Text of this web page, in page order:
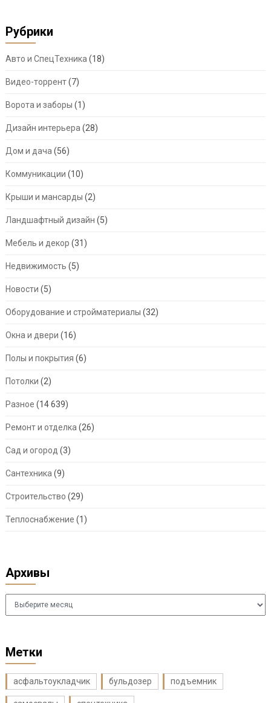
Рубрики
Авто и СпецТехника (18)
Видео-торрент(7)
Ворота и заборы (1)
Дизайн интерьера (28)
Дом и дача (56)
Коммуникации (10)
Крыши и мансарды (2)
Ландшафтный дизайн (5)
Мебель и декор (31)
Недвижимость (5)
Новости (5)
Оборудование и стройматериалы (32)
Окна и двери (16)
Полы и покрытия (6)
Потолки (2)
Разное (14 639)
Ремонт и отделка (26)
Сад и огород (3)
Сантехника (9)
Строительство (29)
Теплоснабжение (1)
Архивы
Архивы
Метки
асфальтоукладчик бульдозер подъемник